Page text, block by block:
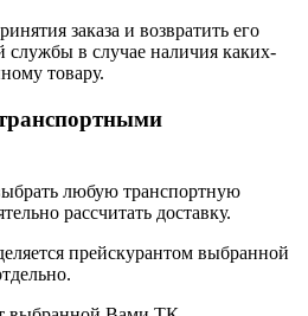
заказа и возвратить его
службы в случае наличия каких-
товару.
любую транспортную
рассчитать доставку.
прейскурантом выбранной